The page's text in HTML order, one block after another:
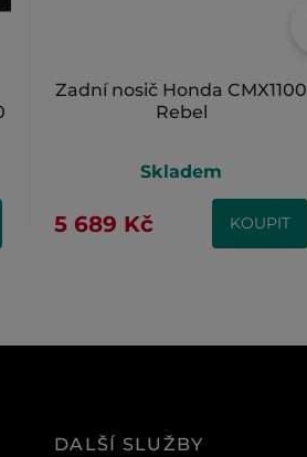
Zadní nosič Honda CMX1100
Rebel
Skladem
5 689 Kč KOUPIT
DALŠÍ SLUŽBY